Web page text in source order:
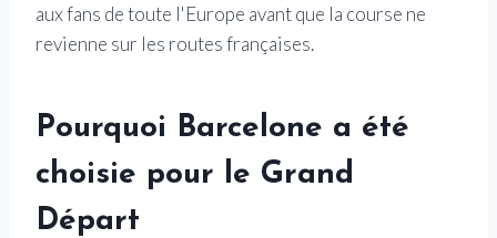
aux fans de toute l'Europe avant que la course ne
revienne sur les routes françaises.
Pourquoi Barcelone a été
choisie pour le Grand
Départ